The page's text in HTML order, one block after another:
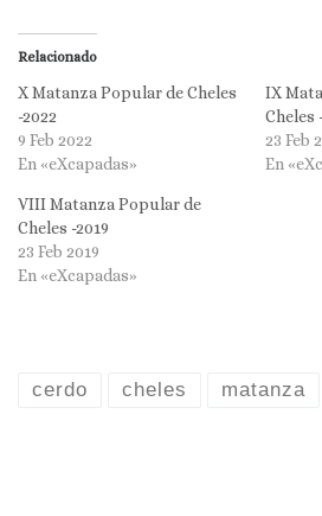
Relacionado
X Matanza Popular de Cheles
-2022
9 Feb 2022
En «eXcapadas»
IX
Cheles
23 Feb
En
VIII Matanza Popular de
Cheles -2019
23 Feb 2019
En «eXcapadas»
cerdo cheles matanza